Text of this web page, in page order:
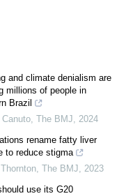
and climate denialism are
millions of people in
Brazil
Canuto, The BMJ, 2024
rename fatty liver
to reduce stigma
, The BMJ, 2023
use its G20